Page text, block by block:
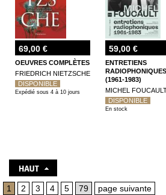
69,00 €
OEUVRES COMPLÈTES
FRIEDRICH NIETZSCHE
DISPONIBLE
Expédié sous 4 à 10 jours
59,00 €
ENTRETIENS
RADIOPHONIQUES
(1961-1983)
MICHEL
DISPONIBLE
En stock
1 2 3 4 5 79 page suivante